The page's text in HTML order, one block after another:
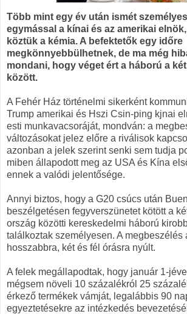
Több mint egy év után ismét
egymással a kínai és az amerikai
köztük a kémia. A befektetők egy időre
megkönnyebbülhetnek, de ma még
mondani, hogy véget ért a háború a
között.
A Fehér Ház történelmi sikerként
Trump amerikai és Hszi Csin-ping kjnai
esti munkavacsoráját, mondván: a
változásokat jelez előre a riválisok
azonban a jelek szerint senki sem tudja
miben állapodott meg az USA és Kína
ennek a valódi jelentősége.
Annyi biztos, hogy a G20 csúcs után
beszélgetésen fegyverszünetet kötött a
ország közötti kereskedelmi háború
találkoztak személyesen. A megbeszélés
hosszabbra, két és fél órásra nyúlt.
A felek megállapodtak, hogy január 1-
mégsem növeli 10 százalékról 25
érkező termékek vámját, legalábbis 90
egyeztetésekre az intézkedés